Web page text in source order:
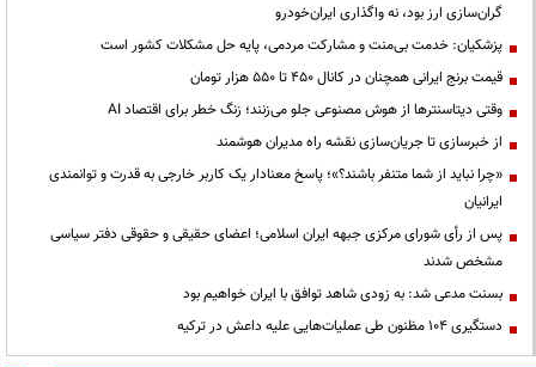
گران‌سازی ارز بود، نه واگذاری ایران‌خودرو
پزشکیان: خدمت بی‌منت و مشارکت مردمی، پایه حل مشکلات کشور است
قیمت‌ برنج ایرانی همچنان در کانال ۴۵۰ تا ۵۵۰ هزار تومان
وقتی دیتاسنترها از هوش مصنوعی جلو می‌زنند؛ زنگ خطر برای اقتصاد AI
از خبرسازی تا جریان‌سازی نقشه راه مدیران هوشمند
«چرا نباید از شما متنفر باشند؟»؛ پاسخ معنادار یک کاربر خارجی به قدرت و توانمندی
ایرانیان
پس از رأی شورای مرکزی جبهه ایران اسلامی؛ اعضای حقیقی و حقوقی دفتر سیاسی
مشخص شدند
بسنت مدعی شد: به زودی شاهد توافق با ایران خواهیم بود
دستگیری ۱۰۴ مظنون طی عملیات‌هایی علیه داعش در ترکیه